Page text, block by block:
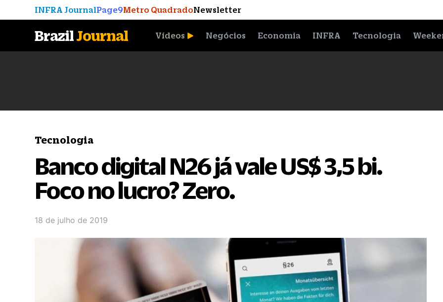
INFRA JournalPage9Metro QuadradoNewsletter
BrazilJournal Vídeos Negócios Economia INFRA Tecnologia
Tecnologia
Banco digital N26 já vale US$ 3,5 bi.
Foco no lucro? Zero.
18 de julho de 2019